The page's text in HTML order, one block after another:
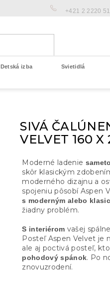
+421 2 2220
Detská izba Svietidlá
SIVÁ
VELVET 160 X
Moderné ladenie
skôr klasickým
moderného dizajnu a
spojeniu pôsobí Aspen
s moderným alebo
žiadny problém.
S interiérom vašej
Posteľ Aspen Velvet je
ale aj poctivá posteľ,
pohodový spánok. Po
znovuzrodení.